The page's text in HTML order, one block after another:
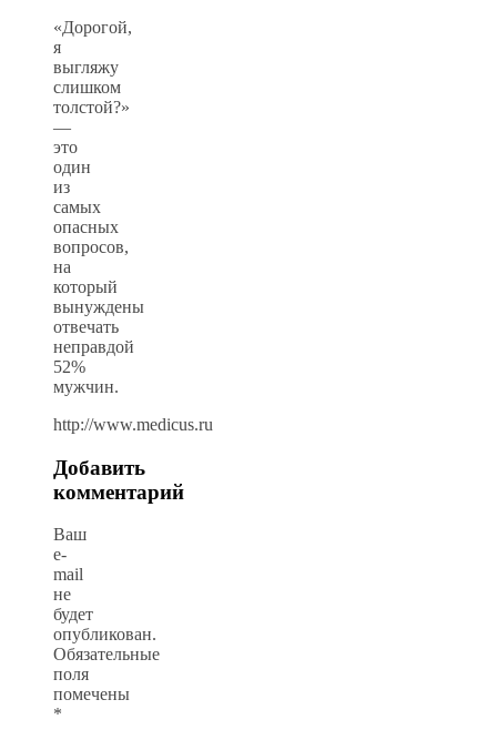
«Дорогой,
я
выгляжу
слишком
толстой?»
—
это
один
из
самых
опасных
вопросов,
на
который
вынуждены
отвечать
неправдой
52%
мужчин.
http://www.medicus.ru
Добавить
комментарий
Ваш
e-
mail
не
будет
опубликован.
Обязательные
поля
помечены
*